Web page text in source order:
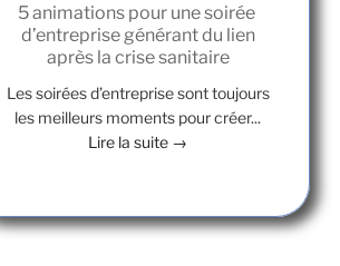
5 animations pour une soirée
d’entreprise générant du lien
après la crise sanitaire
Les soirées d’entreprise sont toujours
les meilleurs moments pour créer...
Lire la suite →